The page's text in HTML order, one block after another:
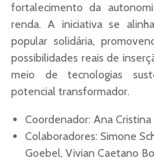
fortalecimento da
renda. A iniciativa se
popular solidária,
possibilidades reais de
meio de tecnologias
potencial transformador.
Coordenador: Ana
Colaboradores: Simone
Goebel, Vivian Caetano